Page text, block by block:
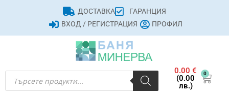
ДОСТАВКА
ГАРАНЦИЯ
ВХОД / РЕГИСТРАЦИЯ
ПРОФИЛ
0.00€
(0.00
лв.)
0